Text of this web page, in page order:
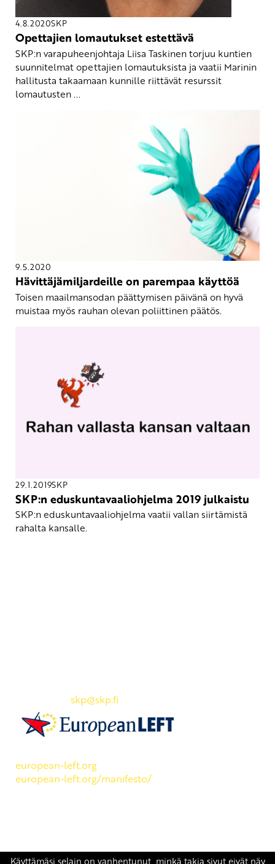
4.8.2020SKP
Opettajien lomautukset estettävä
SKP:n varapuheenjohtaja Liisa Taskinen torjuu kuntien
suunnitelmat opettajien lomautuksista ja vaatii Marinin
hallitusta takaamaan kunnille riittävät resurssit
lomautusten ...
9.5.2020
Hävittäjämiljardeille on parempaa käyttöä
Toisen maailmansodan päättymisen päivänä on hyvä
muistaa myös rauhan olevan poliittinen päätös.
29.1.2019SKP
SKP:n eduskuntavaaliohjelma 2019 julkaistu
SKP:n eduskuntavaaliohjelma vaatii vallan siirtämistä
rahalta kansalle.
skp@skp.fi
european-left.org
european-left.org/manifesto/